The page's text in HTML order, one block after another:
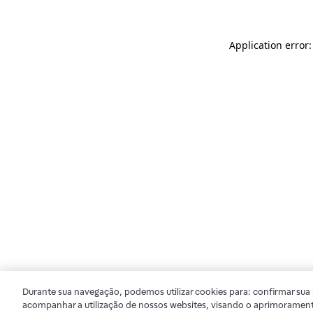
Application
Durante sua navegação, podemos utilizar cookies para: confirmar
acompanhar a utilização de nossos websites, visando o